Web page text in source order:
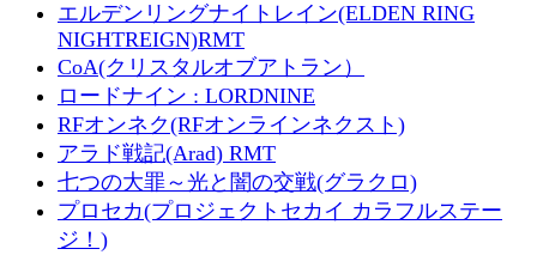
エルデンリングナイトレイン(ELDEN RING
NIGHTREIGN)RMT
CoA(クリスタルオブアトラン）
ロードナイン : LORDNINE
RFオンネク(RFオンラインネクスト)
アラド戦記(Arad) RMT
七つの大罪～光と闇の交戦(グラクロ)
プロセカ(プロジェクトセカイ カラフルステー
ジ！)